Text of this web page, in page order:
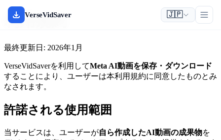
VerseVidSaver 🇯🇵
利用規約
最終更新日: 2026年1月
VerseVidSaverを利用してMeta AI動画を保存・ダウンロード
することにより、ユーザーは本利用規約に同意したものとみ
なされます。
許諾される使用範囲
当サービスは、ユーザーが自ら作成したAI動画の成果物を